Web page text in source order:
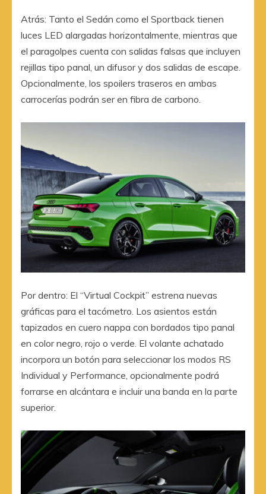
Atrás: Tanto el Sedán como el Sportback tienen
luces LED alargadas horizontalmente, mientras que
el paragolpes cuenta con salidas falsas que incluyen
rejillas tipo panal, un difusor y dos salidas de escape.
Opcionalmente, los spoilers traseros en ambas
carrocerías podrán ser en fibra de carbono.
Por dentro: El “Virtual Cockpit” estrena nuevas
gráficas para el tacómetro. Los asientos están
tapizados en cuero nappa con bordados tipo panal
en color negro, rojo o verde. El volante achatado
incorpora un botón para seleccionar los modos RS
Individual y Performance, opcionalmente podrá
forrarse en alcántara e incluir una banda en la parte
superior.